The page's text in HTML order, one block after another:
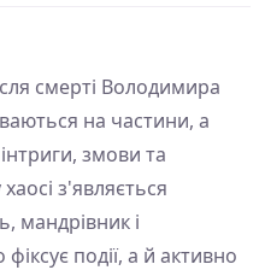
смерті Володимира
на частини, а
змови та
з'являється
мандрівник і
події, а й активно